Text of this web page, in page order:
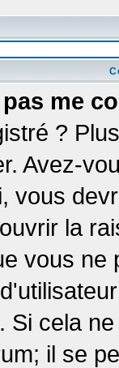
me
?
Avez-
vous
la
vous
Si cela
il se